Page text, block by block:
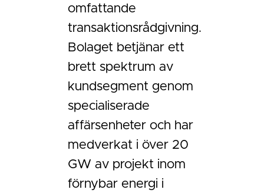
omfattande
transaktionsrådgivning.
Bolaget betjänar ett
brett spektrum av
kundsegment genom
specialiserade
affärsenheter och har
medverkat i över 20
GW av projekt inom
förnybar energi i